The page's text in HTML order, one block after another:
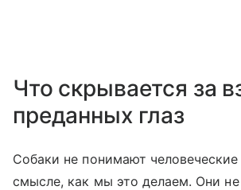
Что скрывается за
преданных глаз
Собаки не понимают
смысле, как мы это делаем. Они не